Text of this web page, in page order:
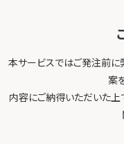
本サービスではご発注前に
案
内容にご納得いただいた上